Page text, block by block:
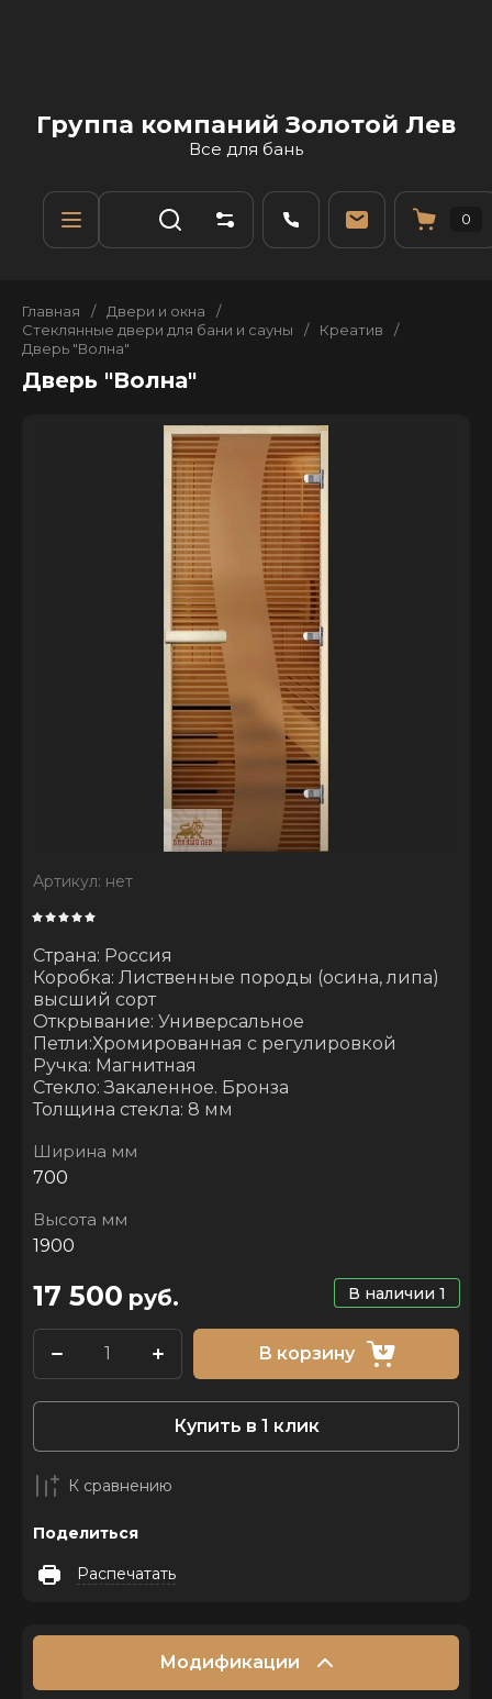
Группа компаний Золотой Лев
Все для бань
0
Главная / Двери и окна
/
Стеклянные двери для бани и сауны
/ Креатив
/
Дверь "Волна"
Дверь "Волна"
Артикул: нет
Страна: Россия
Коробка: Лиственные породы (осина, липа)
высший сорт
Открывание: Универсальное
Петли:Хромированная с регулировкой
Ручка: Магнитная
Стекло: Закаленное. Бронза
Толщина стекла: 8 мм
Ширина мм
700
Высота мм
1900
В наличии 1
17 500 руб.
В корзину
Купить в 1 клик
К сравнению
Поделиться
Распечатать
Модификации